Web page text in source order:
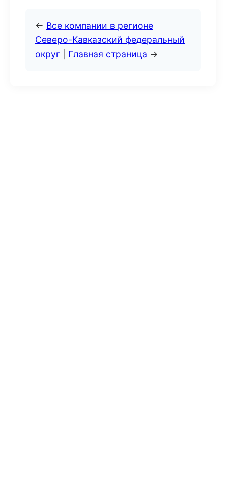
← Все компании в регионе
Северо-Кавказский федеральный
округ
Главная страница →